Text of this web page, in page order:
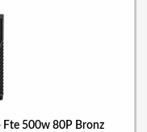
Fte 500w 80P Bronz